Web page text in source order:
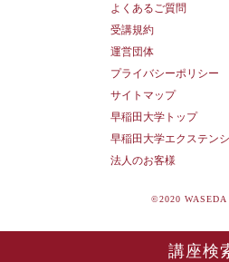
よくあるご質問
受講規約
運営団体
プライバシーポリシー
サイトマップ
早稲田大学トップ
早稲田大学エクステン
法人のお客様
©2020 WASEDA
講座検